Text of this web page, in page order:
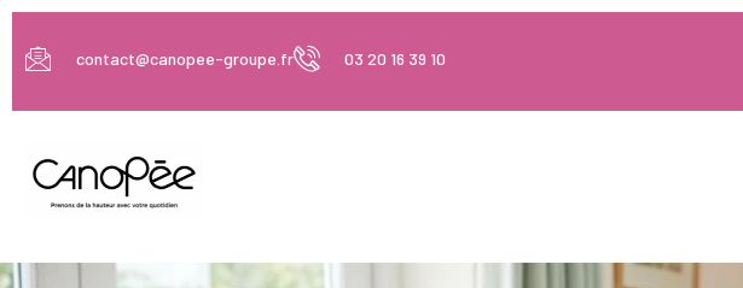
contact@canopee-groupe.fr 03 20 16 39 10